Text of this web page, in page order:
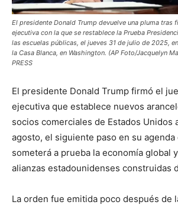
El presidente Donald Trump devuelve una pluma tras
ejecutiva con la que se restablece la Prueba
las escuelas públicas, el jueves 31 de julio de 2025,
la Casa Blanca, en Washington. (AP Foto/Jacquelyn
PRESS
El presidente Donald Trump firmó el
ejecutiva que establece nuevos
socios comerciales de Estados Unidos
agosto, el siguiente paso en su
someterá a prueba la economía global
alianzas estadounidenses construidas
La orden fue emitida poco después de